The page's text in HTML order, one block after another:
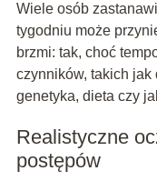
Wiele osób
tygodniu może
brzmi: tak, choć
czynników, takich
genetyka, dieta czy
Realistyczne
postępów